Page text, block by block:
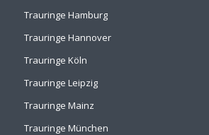
Trauringe Hamburg
Trauringe Hannover
Trauringe Köln
Trauringe Leipzig
Trauringe Mainz
Trauringe München